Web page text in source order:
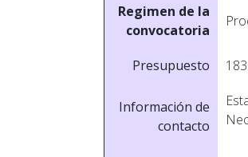
Regimen de la
convocatoria
Presupuesto
Información de
contacto